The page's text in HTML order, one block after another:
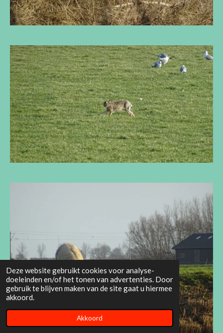
Deze website gebruikt cookies voor analyse-
doeleinden en/of het tonen van advertenties. Door
gebruik te blijven maken van de site gaat u hiermee
akkoord.
Akkoord